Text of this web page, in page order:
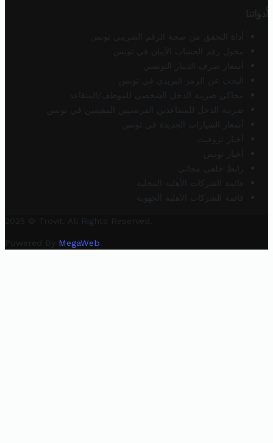
أدواتنا
أداة التحقق من صحة الرقم الضريبي تونس
محول رقم الحساب الآيبان في تونس
أسعار صرف الدينار التونسي
البحث عن الرمز البريدي في تونس
محاكي ضريبة الدخل الشخصي للموظف/المتقاعد
ضريبة الدخل للمتقاعدين الفرنسيين المقيمين في تونس
أسعار السيارات الجديدة في تونس
أخبار تروفيت
أخبار تونس
رابط خلفي مجاني
قائمة الشركات الأهلية المحلية
قائمة الشركات الأهلية الجهوية
2025 © Trovit. All Rights Reserved.
Powered By MegaWeb